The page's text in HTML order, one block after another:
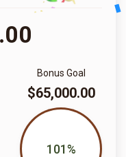
Bonus Goal
$65,000.00
101%